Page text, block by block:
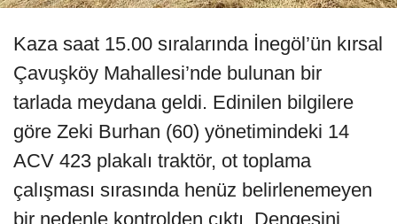
Kaza saat 15.00 sıralarında İnegöl’ün kırsal
Çavuşköy Mahallesi’nde bulunan bir
tarlada meydana geldi. Edinilen bilgilere
göre Zeki Burhan (60) yönetimindeki 14
ACV 423 plakalı traktör, ot toplama
çalışması sırasında henüz belirlenemeyen
bir nedenle kontrolden çıktı. Dengesini